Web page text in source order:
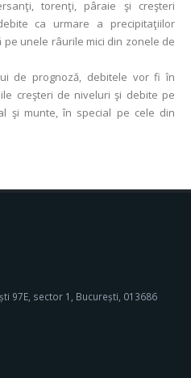
torenţi, pâraie şi creşteri
ca urmare a precipitaţiilor
unele râurile mici din zonele de
de prognoză, debitele vor fi în
creşteri de niveluri şi debite pe
şi munte, în special pe cele din
97E, sector 1, București, 013686